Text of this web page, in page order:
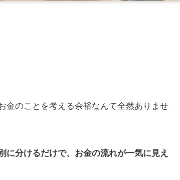
金のことを考える余裕なんて全然ありませ
に分けるだけで、お金の流れが一気に見え